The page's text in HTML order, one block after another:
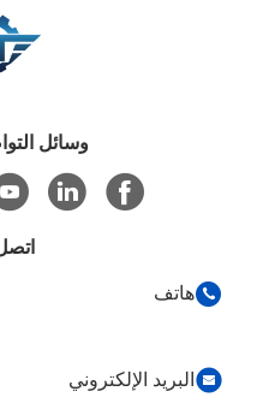
وسائل
هاتف
البريد الإلكتروني